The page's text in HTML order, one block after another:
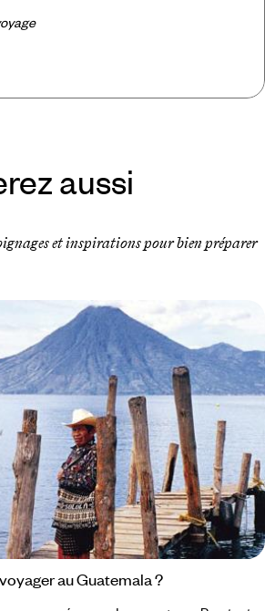
aussi
et inspirations pour bien préparer
au Guatemala ?